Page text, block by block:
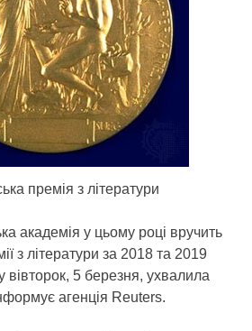
премія з літератури
академія у цьому році вручить
з літератури за 2018 та 2019
вівторок, 5 березня, ухвалила
агенція Reuters.